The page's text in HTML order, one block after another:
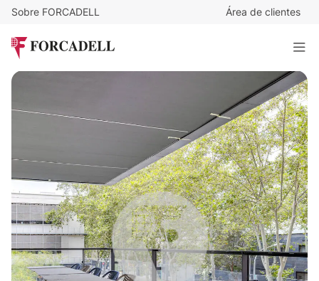
Sobre FORCADELL Área de clientes
TORRE LLACUNA
580 m²